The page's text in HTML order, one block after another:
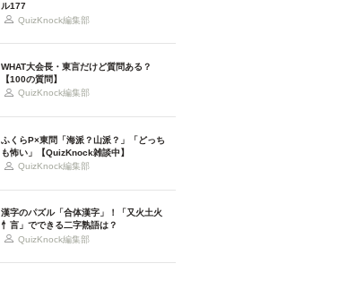
ル177
QuizKnock編集部
WHAT大会長・東言だけど質問ある？
【100の質問】
QuizKnock編集部
ふくらP×東問「海派？山派？」「どっち
も怖い」【QuizKnock雑談中】
QuizKnock編集部
漢字のパズル「合体漢字」！「又火土火
忄言」でできる二字熟語は？
QuizKnock編集部